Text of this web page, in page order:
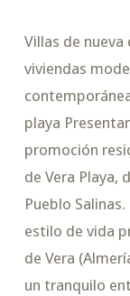
Villas de nueva
viviendas
playa
promoción
de Vera Playa,
Pueblo
estilo de vida
de Vera
un tranquilo